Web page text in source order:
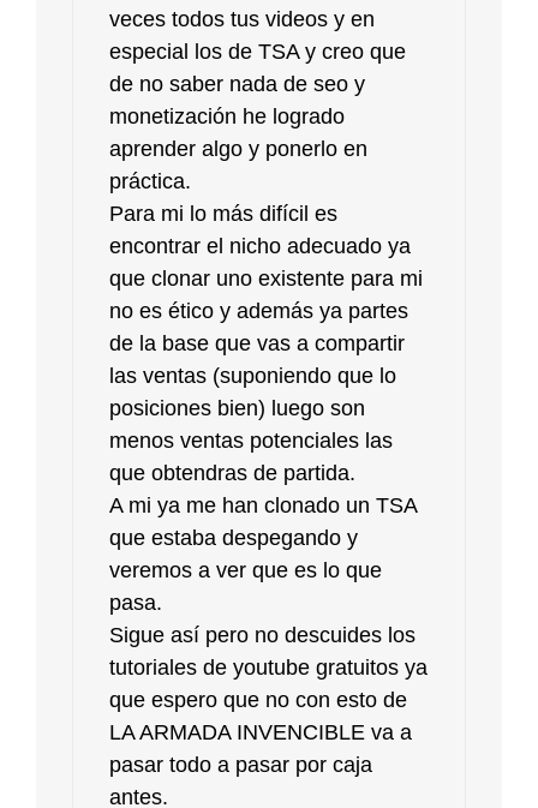
veces todos tus videos y en
especial los de TSA y creo que
de no saber nada de seo y
monetización he logrado
aprender algo y ponerlo en
práctica.
Para mi lo más difícil es
encontrar el nicho adecuado ya
que clonar uno existente para mi
no es ético y además ya partes
de la base que vas a compartir
las ventas (suponiendo que lo
posiciones bien) luego son
menos ventas potenciales las
que obtendras de partida.
A mi ya me han clonado un TSA
que estaba despegando y
veremos a ver que es lo que
pasa.
Sigue así pero no descuides los
tutoriales de youtube gratuitos ya
que espero que no con esto de
LA ARMADA INVENCIBLE va a
pasar todo a pasar por caja
antes.